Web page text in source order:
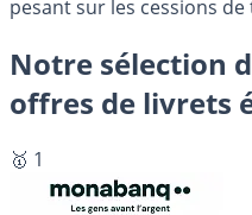
pesant sur les cessions
Notre sélection
offres de livrets
🥇 1